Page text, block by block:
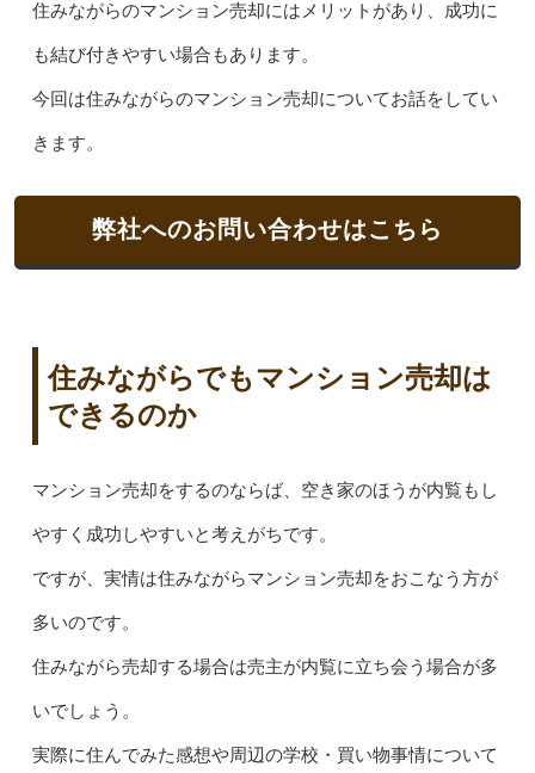
住みながらのマンション売却にはメリットがあり、成功に
も結び付きやすい場合もあります。
今回は住みながらのマンション売却についてお話をしてい
きます。
弊社へのお問い合わせはこちら
住みながらでもマンション売却は
できるのか
マンション売却をするのならば、空き家のほうが内覧もし
やすく成功しやすいと考えがちです。
ですが、実情は住みながらマンション売却をおこなう方が
多いのです。
住みながら売却する場合は売主が内覧に立ち会う場合が多
いでしょう。
実際に住んでみた感想や周辺の学校・買い物事情について